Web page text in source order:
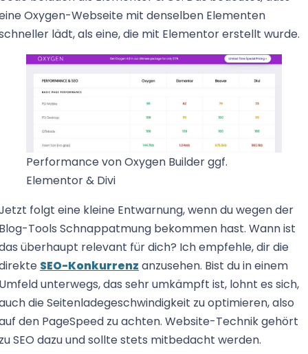
Oxygen-Webseite mit denselben Elementen
lädt, als eine, die mit Elementor erstellt wurde.
Performance von Oxygen Builder ggf.
Elementor & Divi
folgt eine kleine Entwarnung, wenn du wegen der
Tools Schnappatmung bekommen hast. Wann ist
überhaupt relevant für dich? Ich empfehle, dir die
SEO-Konkurrenz anzusehen. Bist du in einem
unterwegs, das sehr umkämpft ist, lohnt es sich,
die Seitenladegeschwindigkeit zu optimieren, also
den PageSpeed zu achten. Website-Technik gehört
SEO dazu und sollte stets mitbedacht werden.